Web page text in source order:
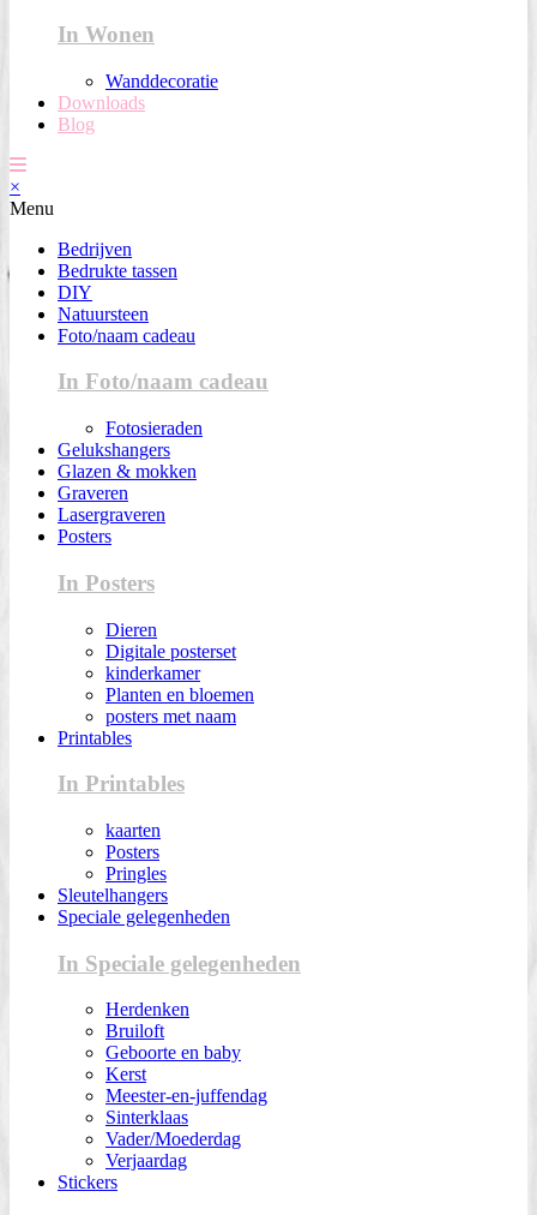
In Wonen
Wanddecoratie
Downloads
Blog
×
Menu
Bedrijven
Bedrukte tassen
DIY
Natuursteen
Foto/naam cadeau
In Foto/naam cadeau
Fotosieraden
Gelukshangers
Glazen & mokken
Graveren
Lasergraveren
Posters
In Posters
Dieren
Digitale posterset
kinderkamer
Planten en bloemen
posters met naam
Printables
In Printables
kaarten
Posters
Pringles
Sleutelhangers
Speciale gelegenheden
In Speciale gelegenheden
Herdenken
Bruiloft
Geboorte en baby
Kerst
Meester-en-juffendag
Sinterklaas
Vader/Moederdag
Verjaardag
Stickers